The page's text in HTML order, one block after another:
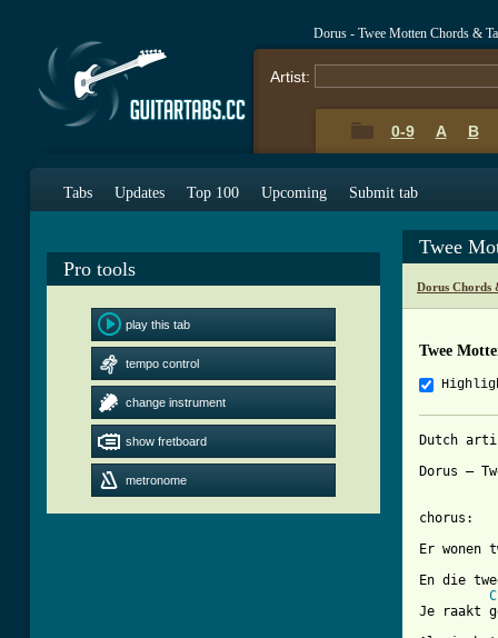
Dorus - Twee Motten Chords &
Artist:
0-9 A B
Tabs Updates Top 100 Upcoming Submit tab
Pro tools
play this tab
tempo control
change instrument
show fretboard
metronome
Twee
Dorus Chords
Twee
Dutch
Dorus –
chorus:
Er wonen
En die
C
Je raakt